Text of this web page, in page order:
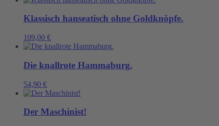
MengeKlassisch hanseatisch ohne Goldknöpfe.
109,00 €
Die knallrote Hammaburg.
54,90 €
Der Maschinist!